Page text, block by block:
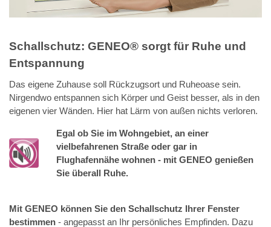
Schallschutz: GENEO® sorgt für Ruhe und
Entspannung
Das eigene Zuhause soll Rückzugsort und Ruheoase sein.
Nirgendwo entspannen sich Körper und Geist besser, als in den
eigenen vier Wänden. Hier hat Lärm von außen nichts verloren.
Egal ob Sie im Wohngebiet, an einer
vielbefahrenen Straße oder gar in
Flughafennähe wohnen - mit GENEO genießen
Sie überall Ruhe.
Mit GENEO können Sie den Schallschutz Ihrer Fenster
bestimmen - angepasst an Ihr persönliches Empfinden. Dazu